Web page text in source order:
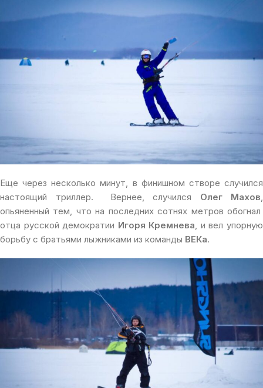
Еще через несколько минут, в финишном створе случился
настоящий триллер. Вернее, случился Олег Махов
опьяненный тем, что на последних сотнях метров обогнал
отца русской демократии Игоря Кремнева , и вел упорную
борьбу с братьями лыжниками из команды ВЕКа.